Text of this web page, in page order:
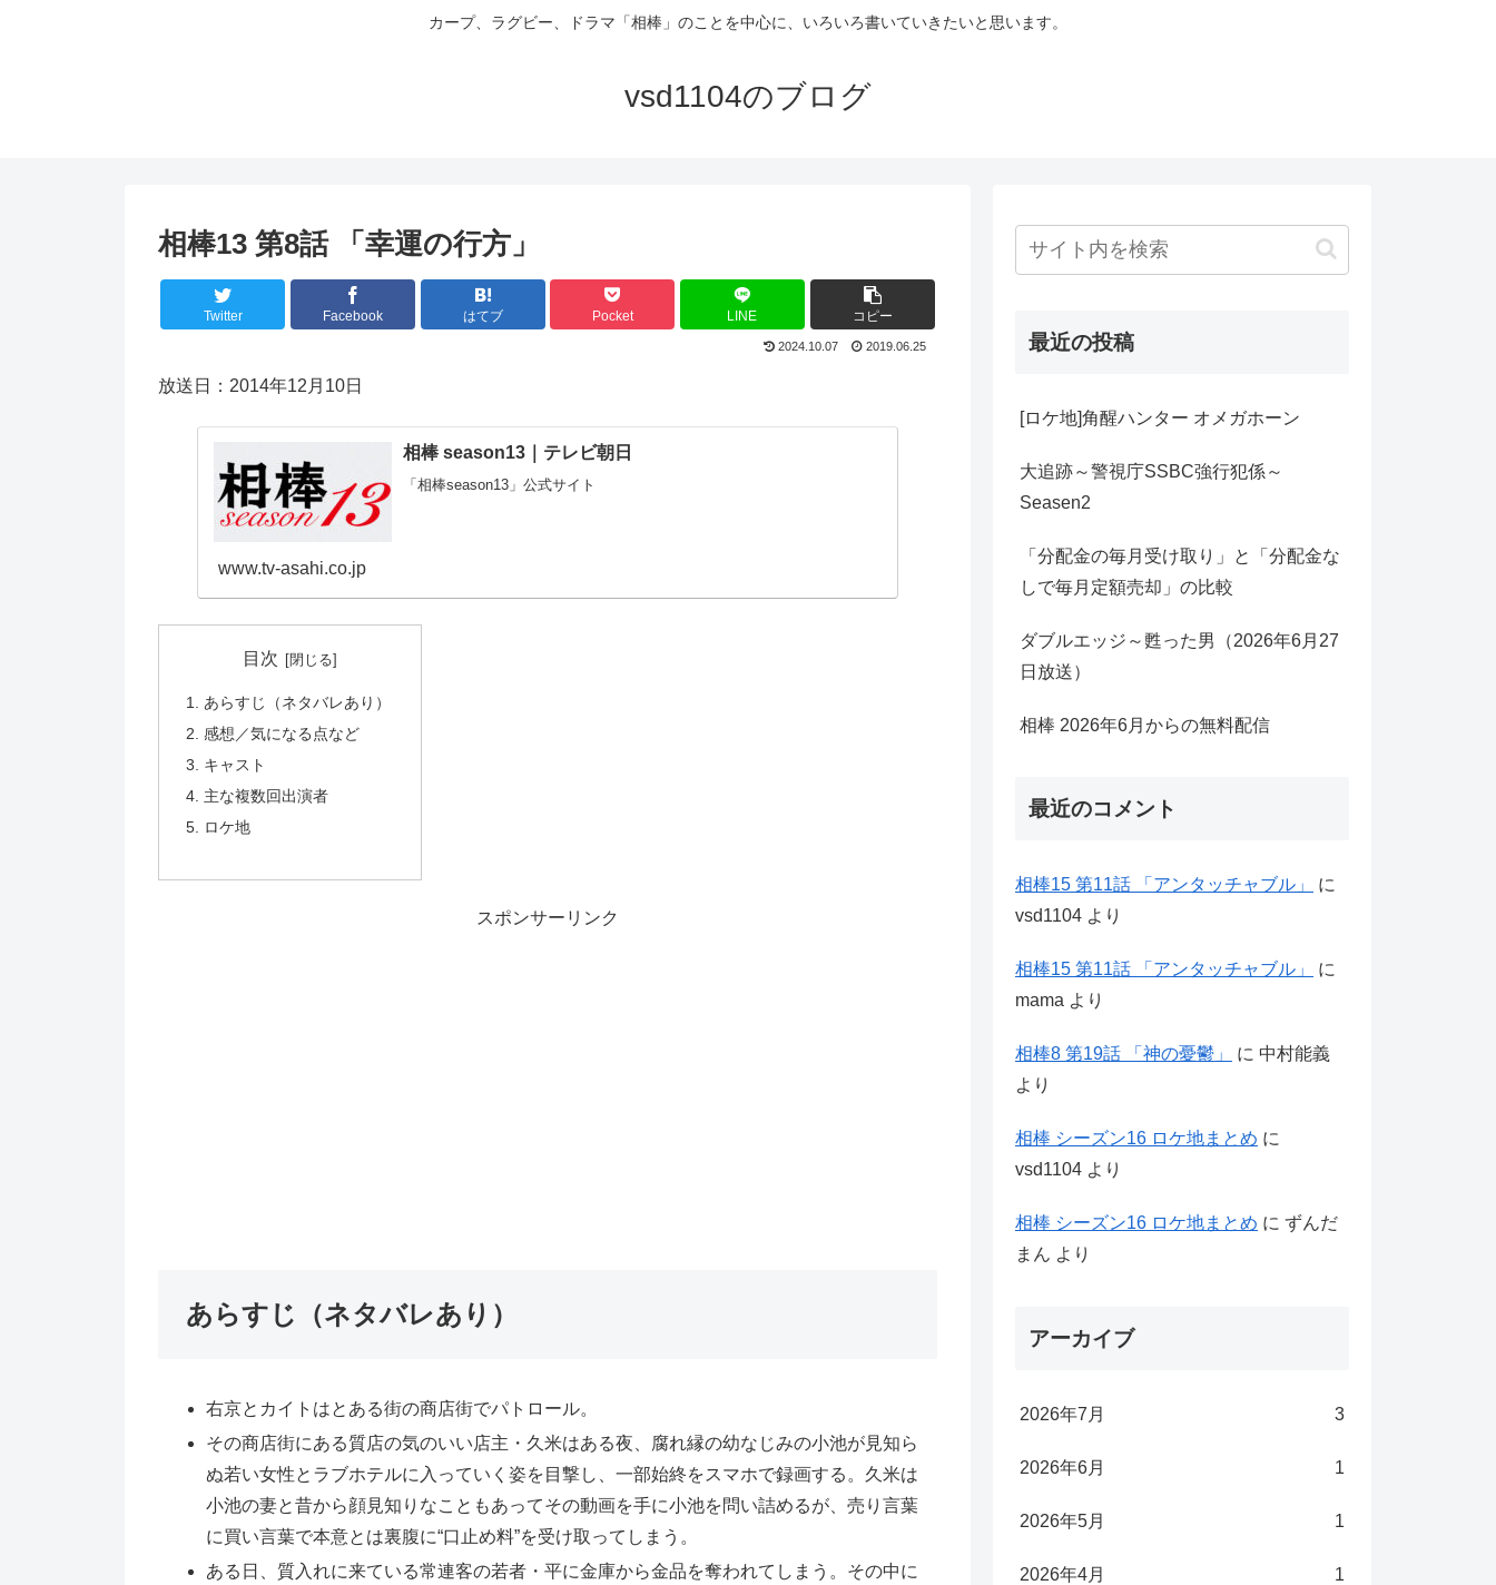
カープ、ラグビー、ドラマ「相棒」のことを中心に、いろいろ書いていきたいと思います。
vsd1104のブログ
相棒13 第8話 「幸運の行方」
Twitter Facebook はてブ Pocket LINE コピー
2024.10.07 2019.06.25
放送日：2014年12月10日
相棒 season13｜テレビ朝日
「相棒season13」公式サイト
www.tv-asahi.co.jp
目次
あらすじ（ネタバレあり）
感想／気になる点など
キャスト
主な複数回出演者
ロケ地
スポンサーリンク
あらすじ（ネタバレあり）
右京とカイトはとある街の商店街でパトロール。
その商店街にある質店の気のいい店主・久米はある夜、腐れ縁の幼なじみの小池が見知ら
ぬ若い女性とラブホテルに入っていく姿を目撃し、一部始終をスマホで録画する。久米は
小池の妻と昔から顔見知りなこともあってその動画を手に小池を問い詰めるが、売り言葉
に買い言葉で本意とは裏腹に“口止め料”を受け取ってしまう。
ある日、質入れに来ている常連客の若者・平に金庫から金品を奪われてしまう。その中に
最近の投稿
[ロケ地]角醒ハンター オメガホーン
大追跡～警視庁SSBC強行犯係～
Seasen2
「分配金の毎月受け取り」と「分配金な
しで毎月定額売却」の比較
ダブルエッジ～甦った男（2026年6月27
日放送）
相棒 2026年6月からの無料配信
最近のコメント
相棒15 第11話 「アンタッチャブル」
に
vsd1104 より
相棒15 第11話 「アンタッチャブル」
に
mama より
相棒8 第19話 「神の憂鬱」 に 中村能義
より
相棒 シーズン16 ロケ地まとめ に
vsd1104 より
相棒 シーズン16 ロケ地まとめ に ずんだ
まん より
アーカイブ
2026年7月 3
2026年6月 1
2026年5月 1
2026年4月 1